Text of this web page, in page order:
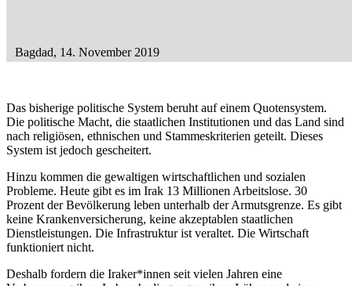
Bagdad, 14. November 2019
Das bisherige politische System beruht auf einem Quotensystem.
Die politische Macht, die staatlichen Institutionen und das Land sind
nach religiösen, ethnischen und Stammeskriterien geteilt. Dieses
System ist jedoch gescheitert.
Hinzu kommen die gewaltigen wirtschaftlichen und sozialen
Probleme. Heute gibt es im Irak 13 Millionen Arbeitslose. 30
Prozent der Bevölkerung leben unterhalb der Armutsgrenze. Es gibt
keine Krankenversicherung, keine akzeptablen staatlichen
Dienstleistungen. Die Infrastruktur ist veraltet. Die Wirtschaft
funktioniert nicht.
Deshalb fordern die Iraker*innen seit vielen Jahren eine